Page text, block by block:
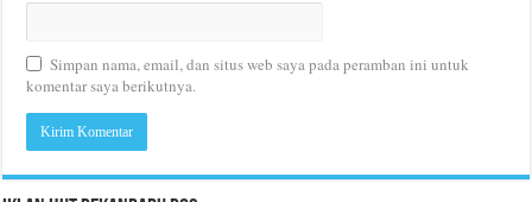
Simpan nama, email, dan situs web saya pada peramban ini untuk
komentar saya berikutnya.